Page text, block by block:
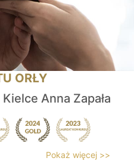
ORŁY
Anna Zapała
Pokaż więcej >>